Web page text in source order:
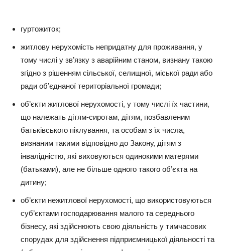
гуртожиток;
житлову нерухомість непридатну для проживання, у
тому числі у зв’язку з аварійним станом, визнану такою
згідно з рішенням сільської, селищної, міської ради або
ради об’єднаної територіальної громади;
об’єкти житлової нерухомості, у тому числі їх частини,
що належать дітям-сиротам, дітям, позбавленим
батьківського піклування, та особам з їх числа,
визнаним такими відповідно до Закону, дітям з
інвалідністю, які виховуються одинокими матерями
(батьками), але не більше одного такого об’єкта на
дитину;
об’єкти нежитлової нерухомості, що використовуються
суб’єктами господарювання малого та середнього
бізнесу, які здійснюють свою діяльність у тимчасових
спорудах для здійснення підприємницької діяльності та